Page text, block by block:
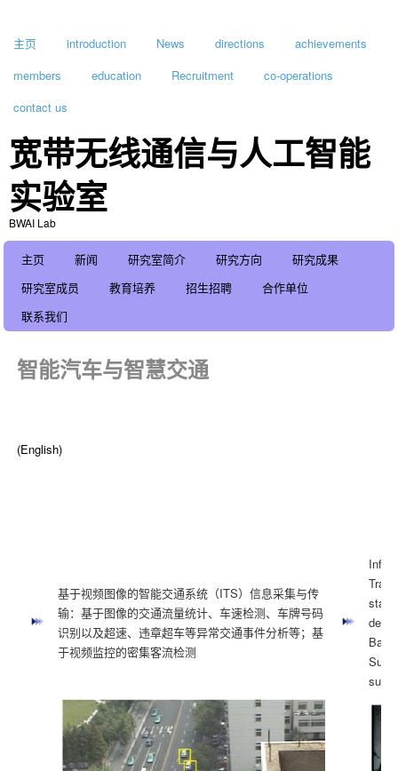
主页 introduction News directions
achievements
members
education Recruitment
co-operations
contact us
宽带无线通信与人工智能
实验室
BWAI Lab
主页 新闻 研究室简介 研究方向
研究成果
研究室成员
教育培养 招生招聘
合作单位
联系我们
智能汽车与智慧交通
(English)
基于视频图像的智能交通系统（ITS）信息采集与传
输：基于图像的交通流量统计、车速检测、车牌号码
识别以及超速、违章超车等异常交通事件分析等；基
于视频监控的密集客流检测